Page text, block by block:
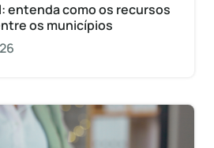
entenda como os recursos
os municípios